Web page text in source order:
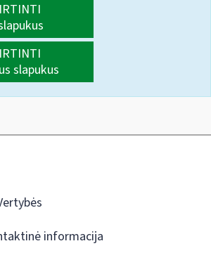
slapukus
informacija